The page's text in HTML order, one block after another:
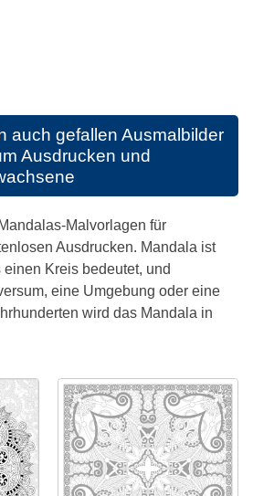
auch gefallen Ausmalbilder
Ausdrucken und
Malvorlagen für
Ausdrucken. Mandala ist
Kreis bedeutet, und
eine Umgebung oder eine
wird das Mandala in